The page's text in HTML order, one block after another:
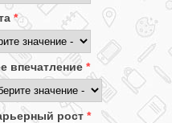
*
впечатление *
рост *